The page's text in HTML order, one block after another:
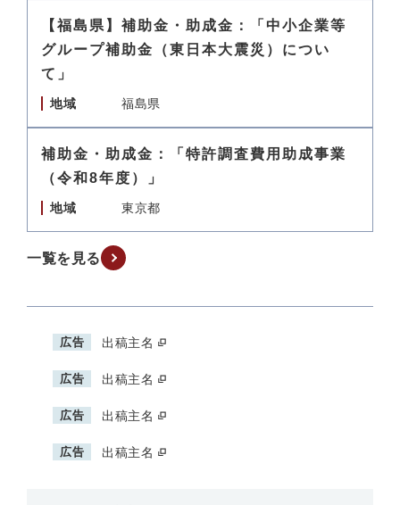
【福島県】補助金・助成金：「中小企業等
グループ補助金（東日本大震災）につい
て」
地域 福島県
補助金・助成金：「特許調査費用助成事業
（令和8年度）」
地域 東京都
一覧を見る
広告 出稿主名
広告 出稿主名
広告 出稿主名
広告 出稿主名